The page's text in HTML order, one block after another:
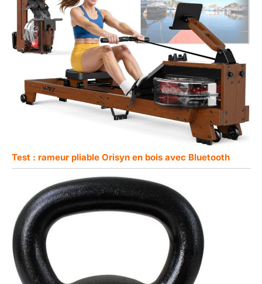
Test : rameur pliable Orisyn en bois avec Bluetooth